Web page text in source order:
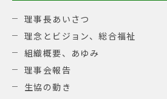
理事長あいさつ
理念とビジョン、総合福祉
組織概要、あゆみ
理事会報告
生協の動き